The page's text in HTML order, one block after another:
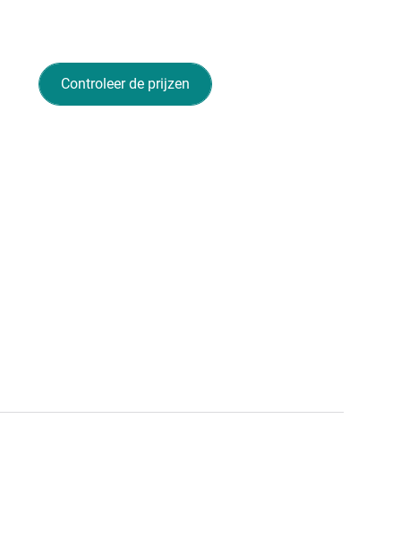
Controleer de prijzen